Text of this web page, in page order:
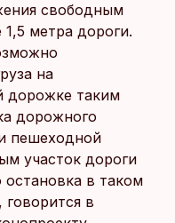
свободным
метра дороги.
на
дорожке таким
дорожного
пешеходной
участок дороги
в таком
говорится в